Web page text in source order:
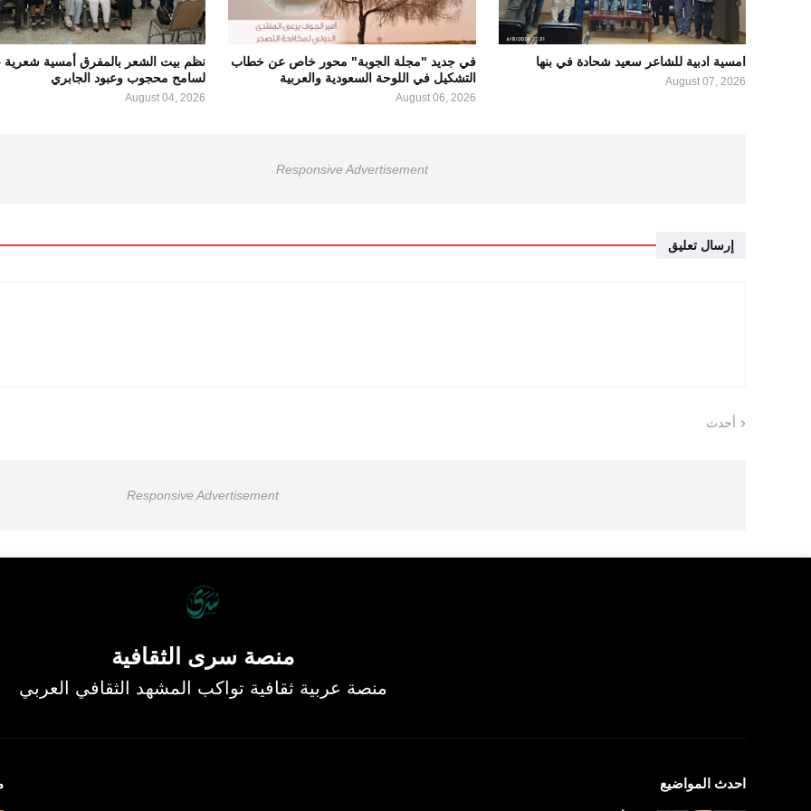
امسية ادبية للشاعر سعيد شحادة في بنها
August 07, 2026
في جديد "مجلة الجوبة" محور خاص عن خطاب
التشكيل في اللوحة السعودية والعربية
August 06, 2026
نظم بيت الشعر بالمفرق أمسية شعرية
لسامح محجوب وعبود الجابري
August 04, 2026
Responsive Advertisement
إرسال تعليق
أحدث
Responsive Advertisement
منصة سرى الثقافية
منصة عربية ثقافية تواكب المشهد الثقافي العربي
احدث المواضيع